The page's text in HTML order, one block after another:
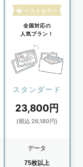
ベストセラー
全国対応の
人気プラン！
スタンダード
23,800円
(税込 26,180円)
データ
75枚以上